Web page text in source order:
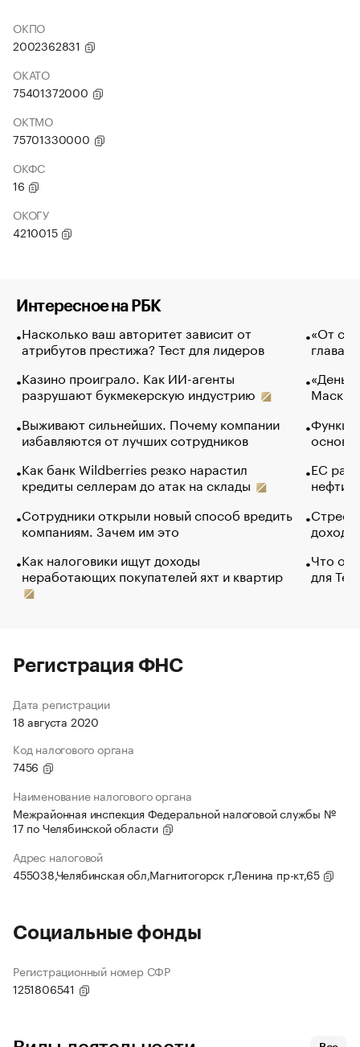
ОКПО
2002362831
ОКАТО
75401372000
ОКТМО
75701330000
ОКФС
16
ОКОГУ
4210015
Интересное на РБК
Насколько ваш авторитет зависит от
атрибутов престижа? Тест для лидеров
Казино проиграло. Как ИИ-агенты
разрушают букмекерскую индустрию
Выживают сильнейших. Почему компании
избавляются от лучших сотрудников
Как банк Wildberries резко нарастил
кредиты селлерам до атак на склады
Сотрудники открыли новый способ вредить
компаниям. Зачем им это
Как налоговики ищут доходы
неработающих покупателей яхт и квартир
«От
глава
Маск в
основ
ЕС
нефти
Что
для
Регистрация ФНС
Дата регистрации
18 августа 2020
Код налогового органа
7456
Наименование налогового органа
Межрайонная инспекция Федеральной налоговой службы №
17 по Челябинской области
Адрес налоговой
455038,Челябинская обл,Магнитогорск г,Ленина пр-кт,65
Социальные фонды
Регистрационный номер СФР
1251806541